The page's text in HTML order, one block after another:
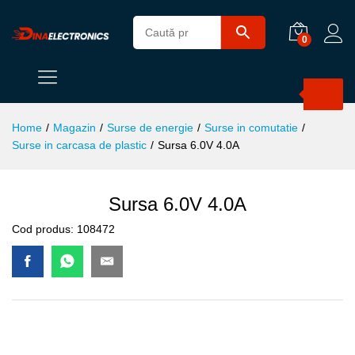
0
Home / Magazin / Surse de energie / Surse in comutatie /
Surse in carcasa de plastic / Sursa 6.0V 4.0A
Sursa 6.0V 4.0A
Cod produs: 108472